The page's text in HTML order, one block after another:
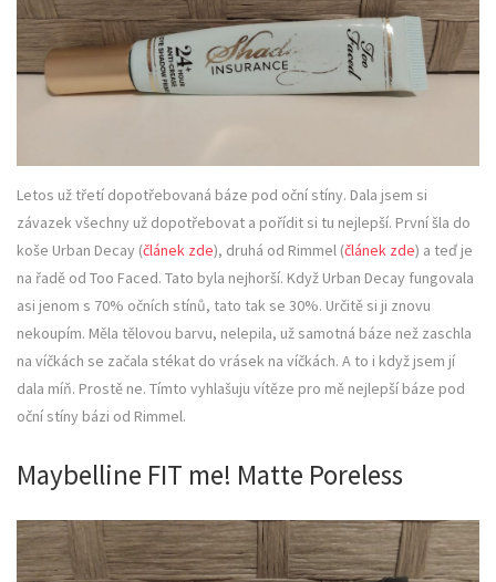
Letos už třetí dopotřebovaná báze pod oční stíny. Dala jsem si
závazek všechny už dopotřebovat a pořídit si tu nejlepší. První šla do
koše Urban Decay (článek zde), druhá od Rimmel (článek zde) a teď je
na řadě od Too Faced. Tato byla nejhorší. Když Urban Decay fungovala
asi jenom s 70% očních stínů, tato tak se 30%. Určitě si ji znovu
nekoupím. Měla tělovou barvu, nelepila, už samotná báze než zaschla
na víčkách se začala stékat do vrásek na víčkách. A to i když jsem jí
dala míň. Prostě ne. Tímto vyhlašuju vítěze pro mě nejlepší báze pod
oční stíny bázi od Rimmel.
Maybelline FIT me! Matte Poreless